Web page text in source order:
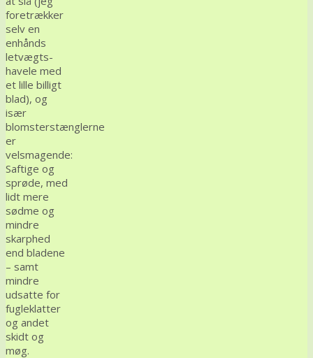
foretrækker
selv en
enhånds
letvægts-
havele med
et lille billigt
blad), og
især
blomsterstænglerne
er
velsmagende:
Saftige og
sprøde, med
lidt mere
sødme og
mindre
skarphed
end bladene
– samt
mindre
udsatte for
fugleklatter
og andet
skidt og
møg.